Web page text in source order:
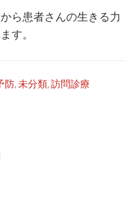
ら患者さんの生きる力
す。
防, 未分類,訪問診療